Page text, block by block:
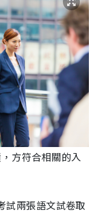
方符合相關的入
試兩張語文試卷取